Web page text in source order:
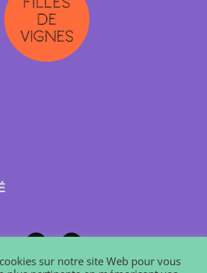
sur notre site Web pour vous